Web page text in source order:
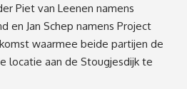
Piet van Leenen namens
en Jan Schep namens Project
waarmee beide partijen de
locatie aan de Stougjesdijk te